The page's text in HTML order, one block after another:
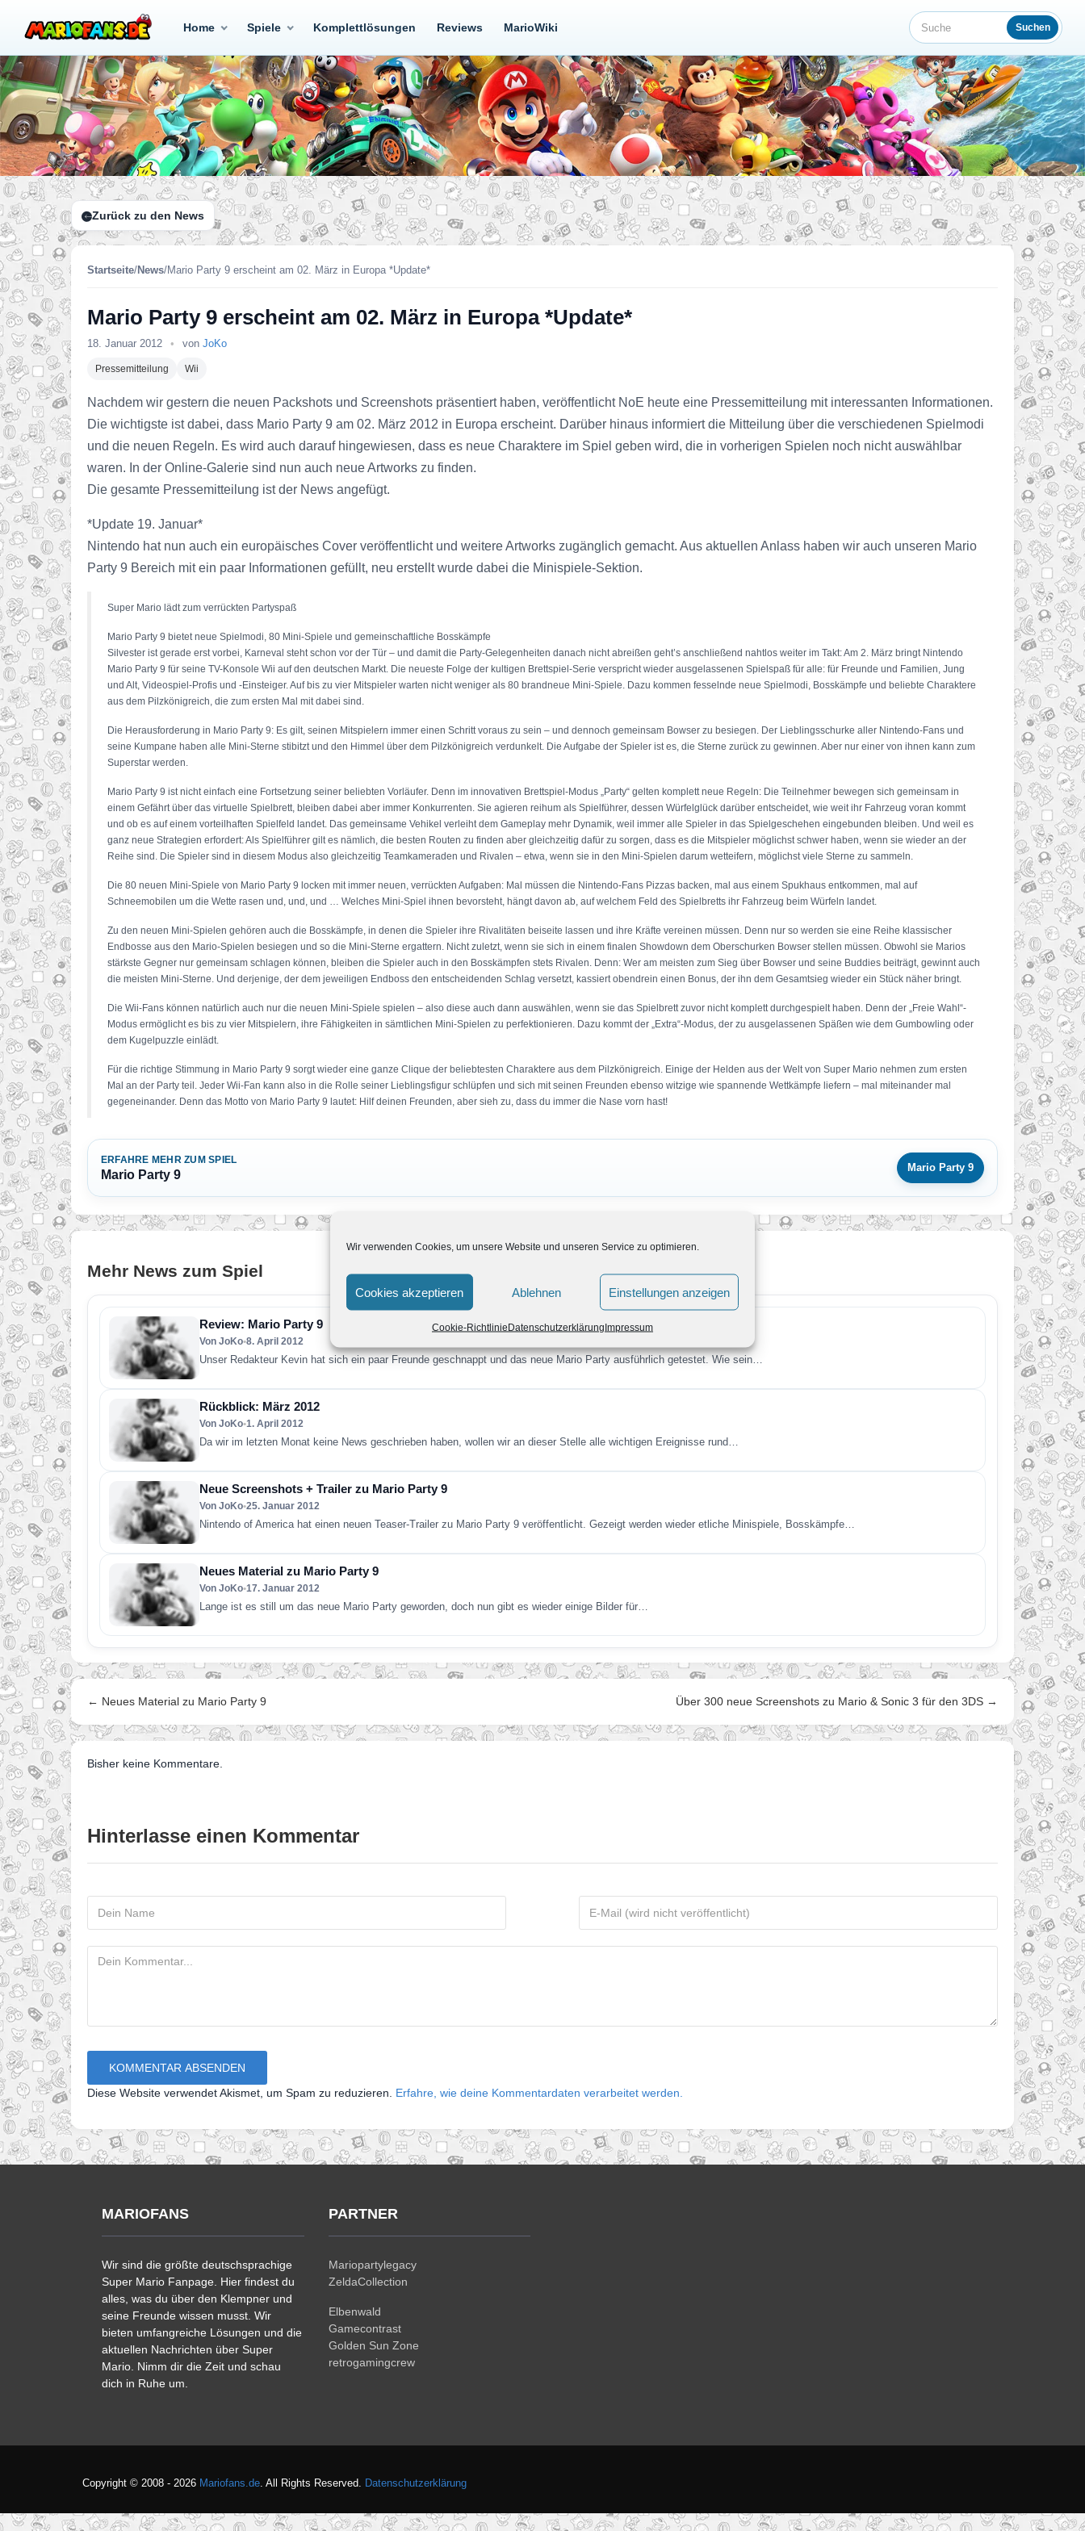
Wir verwenden Cookies, um unsere Website und unseren Service zu optimieren.
Cookies akzeptieren Ablehnen Einstellungen anzeigen
Cookie-RichtlinieDatenschutzerklärungImpressum
Home Spiele Komplettlösungen Reviews MarioWiki Suche Suchen
Zurück zu den News
Startseite/News/Mario Party 9 erscheint am 02. März in Europa *Update*
Mario Party 9 erscheint am 02. März in Europa *Update*
18. Januar 2012 • von JoKo
Pressemitteilung Wii
Nachdem wir gestern die neuen Packshots und Screenshots präsentiert haben, veröffentlicht NoE heute eine Pressemitteilung mit interessanten Informationen.
Die wichtigste ist dabei, dass Mario Party 9 am 02. März 2012 in Europa erscheint. Darüber hinaus informiert die Mitteilung über die verschiedenen Spielmodi
und die neuen Regeln. Es wird auch darauf hingewiesen, dass es neue Charaktere im Spiel geben wird, die in vorherigen Spielen noch nicht auswählbar
waren. In der Online-Galerie sind nun auch neue Artworks zu finden.
Die gesamte Pressemitteilung ist der News angefügt.
*Update 19. Januar*
Nintendo hat nun auch ein europäisches Cover veröffentlicht und weitere Artworks zugänglich gemacht. Aus aktuellen Anlass haben wir auch unseren Mario
Party 9 Bereich mit ein paar Informationen gefüllt, neu erstellt wurde dabei die Minispiele-Sektion.
Super Mario lädt zum verrückten Partyspaß
Mario Party 9 bietet neue Spielmodi, 80 Mini-Spiele und gemeinschaftliche Bosskämpfe
Silvester ist gerade erst vorbei, Karneval steht schon vor der Tür – und damit die Party-Gelegenheiten danach nicht abreißen geht’s anschließend nahtlos weiter im Takt: Am 2. März bringt Nintendo
Mario Party 9 für seine TV-Konsole Wii auf den deutschen Markt. Die neueste Folge der kultigen Brettspiel-Serie verspricht wieder ausgelassenen Spielspaß für alle: für Freunde und Familien, Jung
und Alt, Videospiel-Profis und -Einsteiger. Auf bis zu vier Mitspieler warten nicht weniger als 80 brandneue Mini-Spiele. Dazu kommen fesselnde neue Spielmodi, Bosskämpfe und beliebte Charaktere
aus dem Pilzkönigreich, die zum ersten Mal mit dabei sind.
Die Herausforderung in Mario Party 9: Es gilt, seinen Mitspielern immer einen Schritt voraus zu sein – und dennoch gemeinsam Bowser zu besiegen. Der Lieblingsschurke aller Nintendo-Fans und
seine Kumpane haben alle Mini-Sterne stibitzt und den Himmel über dem Pilzkönigreich verdunkelt. Die Aufgabe der Spieler ist es, die Sterne zurück zu gewinnen. Aber nur einer von ihnen kann zum
Superstar werden.
Mario Party 9 ist nicht einfach eine Fortsetzung seiner beliebten Vorläufer. Denn im innovativen Brettspiel-Modus „Party“ gelten komplett neue Regeln: Die Teilnehmer bewegen sich gemeinsam in
einem Gefährt über das virtuelle Spielbrett, bleiben dabei aber immer Konkurrenten. Sie agieren reihum als Spielführer, dessen Würfelglück darüber entscheidet, wie weit ihr Fahrzeug voran kommt
und ob es auf einem vorteilhaften Spielfeld landet. Das gemeinsame Vehikel verleiht dem Gameplay mehr Dynamik, weil immer alle Spieler in das Spielgeschehen eingebunden bleiben. Und weil es
ganz neue Strategien erfordert: Als Spielführer gilt es nämlich, die besten Routen zu finden aber gleichzeitig dafür zu sorgen, dass es die Mitspieler möglichst schwer haben, wenn sie wieder an der
Reihe sind. Die Spieler sind in diesem Modus also gleichzeitig Teamkameraden und Rivalen – etwa, wenn sie in den Mini-Spielen darum wetteifern, möglichst viele Sterne zu sammeln.
Die 80 neuen Mini-Spiele von Mario Party 9 locken mit immer neuen, verrückten Aufgaben: Mal müssen die Nintendo-Fans Pizzas backen, mal aus einem Spukhaus entkommen, mal auf
Schneemobilen um die Wette rasen und, und, und … Welches Mini-Spiel ihnen bevorsteht, hängt davon ab, auf welchem Feld des Spielbretts ihr Fahrzeug beim Würfeln landet.
Zu den neuen Mini-Spielen gehören auch die Bosskämpfe, in denen die Spieler ihre Rivalitäten beiseite lassen und ihre Kräfte vereinen müssen. Denn nur so werden sie eine Reihe klassischer
Endbosse aus den Mario-Spielen besiegen und so die Mini-Sterne ergattern. Nicht zuletzt, wenn sie sich in einem finalen Showdown dem Oberschurken Bowser stellen müssen. Obwohl sie Marios
stärkste Gegner nur gemeinsam schlagen können, bleiben die Spieler auch in den Bosskämpfen stets Rivalen. Denn: Wer am meisten zum Sieg über Bowser und seine Buddies beiträgt, gewinnt auch
die meisten Mini-Sterne. Und derjenige, der dem jeweiligen Endboss den entscheidenden Schlag versetzt, kassiert obendrein einen Bonus, der ihn dem Gesamtsieg wieder ein Stück näher bringt.
Die Wii-Fans können natürlich auch nur die neuen Mini-Spiele spielen – also diese auch dann auswählen, wenn sie das Spielbrett zuvor nicht komplett durchgespielt haben. Denn der „Freie Wahl“-
Modus ermöglicht es bis zu vier Mitspielern, ihre Fähigkeiten in sämtlichen Mini-Spielen zu perfektionieren. Dazu kommt der „Extra“-Modus, der zu ausgelassenen Späßen wie dem Gumbowling oder
dem Kugelpuzzle einlädt.
Für die richtige Stimmung in Mario Party 9 sorgt wieder eine ganze Clique der beliebtesten Charaktere aus dem Pilzkönigreich. Einige der Helden aus der Welt von Super Mario nehmen zum ersten
Mal an der Party teil. Jeder Wii-Fan kann also in die Rolle seiner Lieblingsfigur schlüpfen und sich mit seinen Freunden ebenso witzige wie spannende Wettkämpfe liefern – mal miteinander mal
gegeneinander. Denn das Motto von Mario Party 9 lautet: Hilf deinen Freunden, aber sieh zu, dass du immer die Nase vorn hast!
ERFAHRE MEHR ZUM SPIEL
Mario Party 9
Mario Party 9
Mehr News zum Spiel
Review: Mario Party 9
Von JoKo•8. April 2012
Unser Redakteur Kevin hat sich ein paar Freunde geschnappt und das neue Mario Party ausführlich getestet. Wie sein…
Rückblick: März 2012
Von JoKo•1. April 2012
Da wir im letzten Monat keine News geschrieben haben, wollen wir an dieser Stelle alle wichtigen Ereignisse rund…
Neue Screenshots + Trailer zu Mario Party 9
Von JoKo•25. Januar 2012
Nintendo of America hat einen neuen Teaser-Trailer zu Mario Party 9 veröffentlicht. Gezeigt werden wieder etliche Minispiele, Bosskämpfe…
Neues Material zu Mario Party 9
Von JoKo•17. Januar 2012
Lange ist es still um das neue Mario Party geworden, doch nun gibt es wieder einige Bilder für…
← Neues Material zu Mario Party 9 Über 300 neue Screenshots zu Mario & Sonic 3 für den 3DS →
Bisher keine Kommentare.
Hinterlasse einen Kommentar
Diese Website verwendet Akismet, um Spam zu reduzieren. Erfahre, wie deine Kommentardaten verarbeitet werden.
MARIOFANS
Wir sind die größte deutschsprachige
Super Mario Fanpage. Hier findest du
alles, was du über den Klempner und
seine Freunde wissen musst. Wir
bieten umfangreiche Lösungen und die
aktuellen Nachrichten über Super
Mario. Nimm dir die Zeit und schau
dich in Ruhe um.
PARTNER
Mariopartylegacy
ZeldaCollection
Elbenwald
Gamecontrast
Golden Sun Zone
retrogamingcrew
Copyright © 2008 - 2026 Mariofans.de. All Rights Reserved. Datenschutzerklärung